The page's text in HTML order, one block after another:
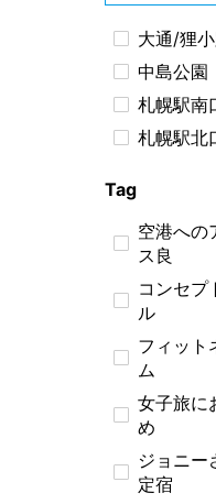
大通/狸
中島公園
札幌駅南
札幌駅北
Tag
空港への
ス良
コンセプ
ル
フィット
ム
女子旅に
め
ジョニー
定宿